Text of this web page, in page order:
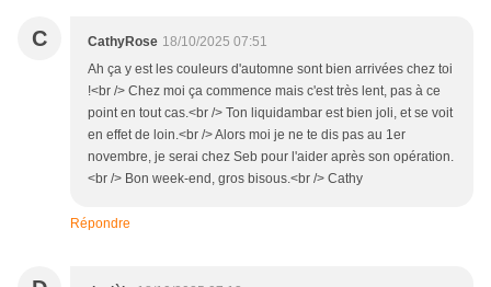
C CathyRose 18/10/2025 07:51
Ah ça y est les couleurs d'automne sont bien arrivées chez toi
!<br /> Chez moi ça commence mais c'est très lent, pas à ce
point en tout cas.<br /> Ton liquidambar est bien joli, et se voit
en effet de loin.<br /> Alors moi je ne te dis pas au 1er
novembre, je serai chez Seb pour l'aider après son opération.
<br /> Bon week-end, gros bisous.<br /> Cathy
Répondre